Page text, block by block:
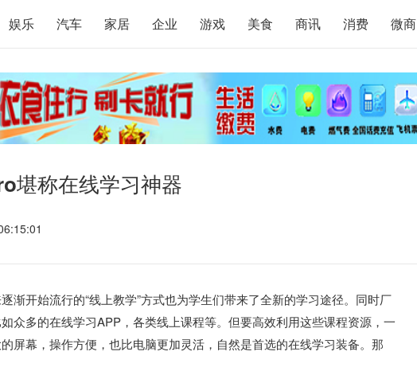
娱乐 汽车 家居 企业 游戏 美食 商讯 消费 微商
堪称在线学习神器
渐开始流行的“线上教学”方式也为学生们带来了全新的学习途径。同时厂
众多的在线学习APP，各类线上课程等。但要高效利用这些课程资源，一
屏幕，操作方便，也比电脑更加灵活，自然是首选的在线学习装备。那